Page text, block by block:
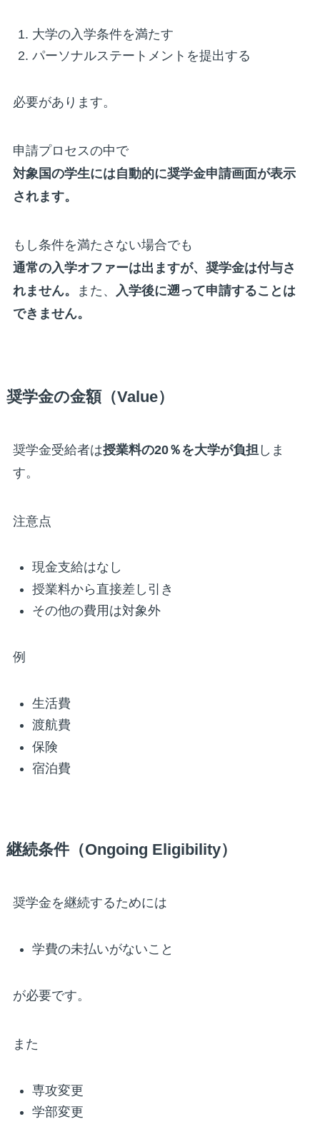
大学の入学条件を満たす
パーソナルステートメントを提出する
必要があります。
申請プロセスの中で
対象国の学生には自動的に奨学金申請画面が表示
されます。
もし条件を満たさない場合でも
通常の入学オファーは出ますが、奨学金は付与さ
れません。
また、
入学後に遡って申請することは
できません。
奨学金の金額（Value）
奨学金受給者は授業料の20％を大学が負担 しま
す。
注意点
現金支給はなし
授業料から直接差し引き
その他の費用は対象外
例
生活費
渡航費
保険
宿泊費
継続条件（Ongoing Eligibility）
奨学金を継続するためには
学費の未払いがないこと
が必要です。
また
専攻変更
学部変更